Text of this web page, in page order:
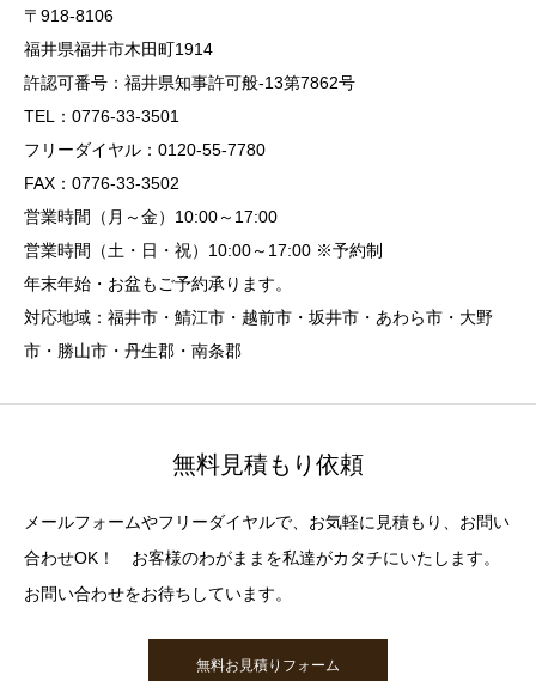
〒918-8106
福井県福井市木田町1914
許認可番号：福井県知事許可般-13第7862号
TEL：0776-33-3501
フリーダイヤル：0120-55-7780
FAX：0776-33-3502
営業時間（月～金）10:00～17:00
営業時間（土・日・祝）10:00～17:00 ※予約制
年末年始・お盆もご予約承ります。
対応地域：福井市・鯖江市・越前市・坂井市・あわら市・大野
市・勝山市・丹生郡・南条郡
無料見積もり依頼
メールフォームやフリーダイヤルで、お気軽に見積もり、お問い
合わせOK！ お客様のわがままを私達がカタチにいたします。
お問い合わせをお待ちしています。
無料お見積りフォーム